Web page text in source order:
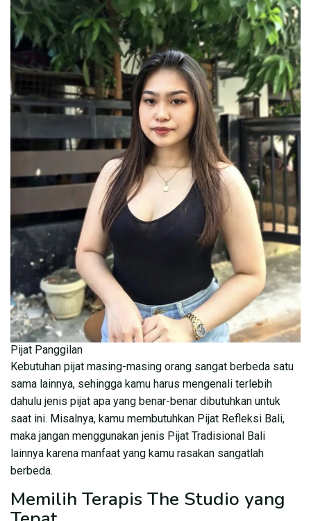
Pijat Panggilan
Kebutuhan pijat masing-masing orang sangat berbeda satu
sama lainnya, sehingga kamu harus mengenali terlebih
dahulu jenis pijat apa yang benar-benar dibutuhkan untuk
saat ini. Misalnya, kamu membutuhkan Pijat Refleksi Bali,
maka jangan menggunakan jenis Pijat Tradisional Bali
lainnya karena manfaat yang kamu rasakan sangatlah
berbeda.
Memilih Terapis The Studio yang